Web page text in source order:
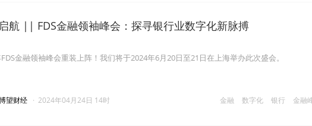
航 || FDS金融领袖峰会：探寻银行业数字化新脉搏
金融领袖峰会重装上阵！我们将于2024年6月20日至21日在上海举办此次盛会。
金融 数字化 银行 金融
望财经 · 2024年04月24日 14时